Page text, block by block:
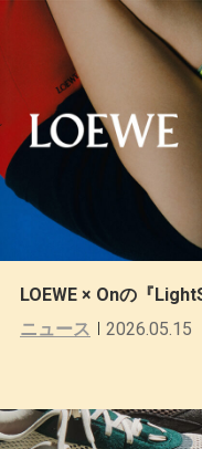
LOEWE × Onの『
ニュース
2026.05.15